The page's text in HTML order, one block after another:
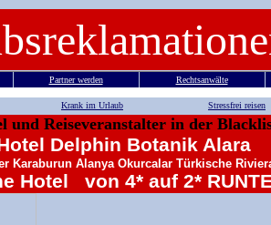
Partner werden Rechtsanwälte
Krank im Urlaub Stressfrei reisen
und Reiseveranstalter in der
Delphin Botanik Alara
Karaburun Alanya Okurcalar Türkische
Hotel von 4* auf 2*